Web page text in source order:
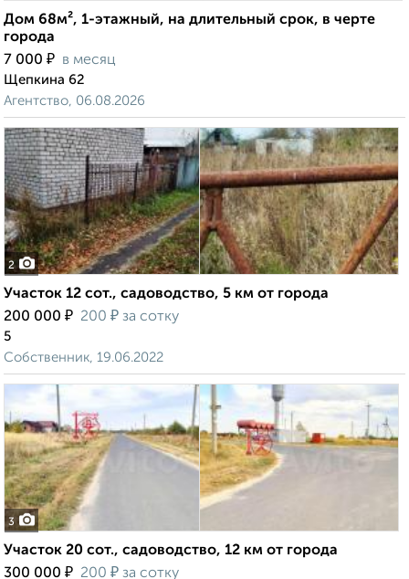
Дом 68м², 1-этажный, на длительный срок, в черте
города
7 000 ₽ в месяц
Щепкина 62
Агентство, 06.08.2026
2
Участок 12 сот., садоводство, 5 км от города
200 000 ₽ 200 ₽ за сотку
5
Собственник, 19.06.2022
3
Участок 20 сот., садоводство, 12 км от города
300 000 ₽ 200 ₽ за сотку